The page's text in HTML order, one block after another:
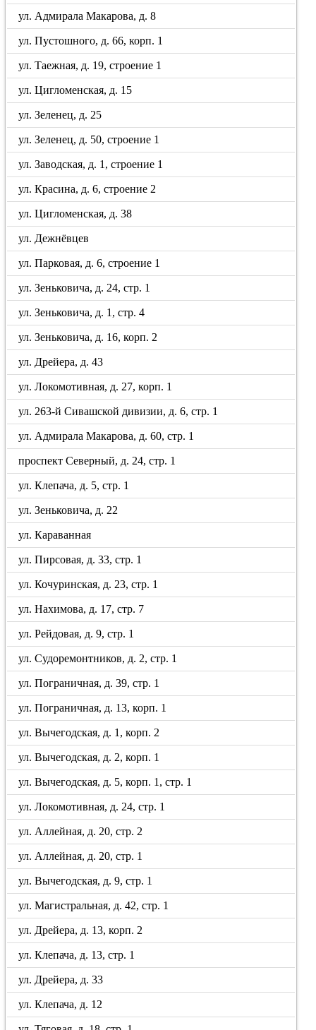
ул. Адмирала Макарова, д. 8
ул. Пустошного, д. 66, корп. 1
ул. Таежная, д. 19, строение 1
ул. Цигломенская, д. 15
ул. Зеленец, д. 25
ул. Зеленец, д. 50, строение 1
ул. Заводская, д. 1, строение 1
ул. Красина, д. 6, строение 2
ул. Цигломенская, д. 38
ул. Дежнёвцев
ул. Парковая, д. 6, строение 1
ул. Зеньковича, д. 24, стр. 1
ул. Зеньковича, д. 1, стр. 4
ул. Зеньковича, д. 16, корп. 2
ул. Дрейера, д. 43
ул. Локомотивная, д. 27, корп. 1
ул. 263-й Сивашской дивизии, д. 6, стр. 1
ул. Адмирала Макарова, д. 60, стр. 1
проспект Северный, д. 24, стр. 1
ул. Клепача, д. 5, стр. 1
ул. Зеньковича, д. 22
ул. Караванная
ул. Пирсовая, д. 33, стр. 1
ул. Кочуринская, д. 23, стр. 1
ул. Нахимова, д. 17, стр. 7
ул. Рейдовая, д. 9, стр. 1
ул. Судоремонтников, д. 2, стр. 1
ул. Пограничная, д. 39, стр. 1
ул. Пограничная, д. 13, корп. 1
ул. Вычегодская, д. 1, корп. 2
ул. Вычегодская, д. 2, корп. 1
ул. Вычегодская, д. 5, корп. 1, стр. 1
ул. Локомотивная, д. 24, стр. 1
ул. Аллейная, д. 20, стр. 2
ул. Аллейная, д. 20, стр. 1
ул. Вычегодская, д. 9, стр. 1
ул. Магистральная, д. 42, стр. 1
ул. Дрейера, д. 13, корп. 2
ул. Клепача, д. 13, стр. 1
ул. Дрейера, д. 33
ул. Клепача, д. 12